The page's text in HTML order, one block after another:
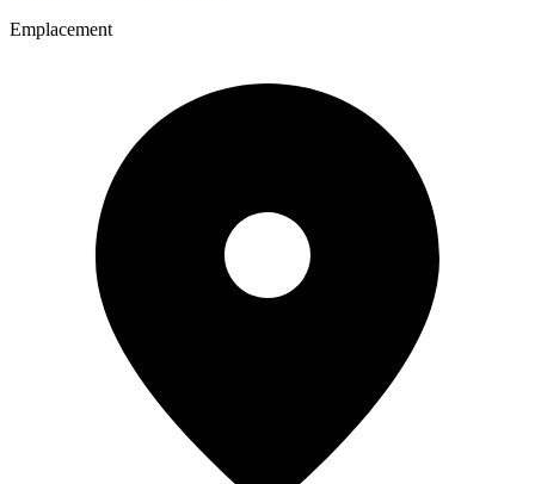
Emplacement